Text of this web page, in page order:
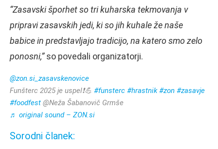
“Zasavski šporhet so tri kuharska tekmovanja v
pripravi zasavskih jedi, ki so jih kuhale že naše
babice in predstavljajo tradicijo, na katero smo zelo
ponosni,”so povedali organizatorji.
@zon.si_zasavskenovice
Funšterc 2025 je uspel❗️💪 #funsterc #hrastnik #zon #zasavje
#foodfest @Neža Šabanovič Grmše
♬ original sound – ZON.si
Sorodni članek: